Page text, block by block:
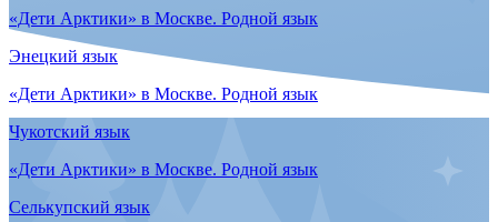
Children of the Arctic in Moscow
Nenets language
Children of the Arctic in Moscow
Nganasan language
Children of the Arctic in Moscow
Sami language